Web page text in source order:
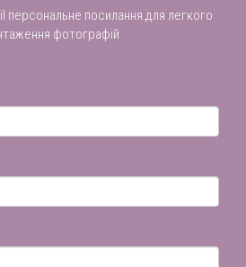
персональне посилання для легкого
фотографій